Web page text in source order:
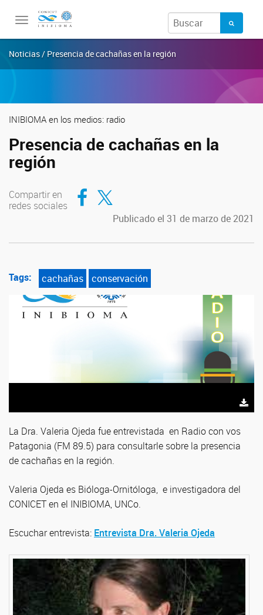
Toggle
Noticias / Presencia de cachañas en la región
INIBIOMA en los medios: radio
Presencia de cachañas en la
región
Compartir en
redes sociales
Compartir en Facebook
Compartir en Twitter
Publicado el 31 de marzo de 2021
Tags: cachañas conservación
La Dra. Valeria Ojeda fue entrevistada en Radio con vos
Patagonia (FM 89.5) para consultarle sobre la presencia
de cachañas en la región.
Valeria Ojeda es Bióloga-Ornitóloga, e investigadora del
CONICET en el INIBIOMA, UNCo.
Escuchar entrevista: Entrevista Dra. Valeria Ojeda